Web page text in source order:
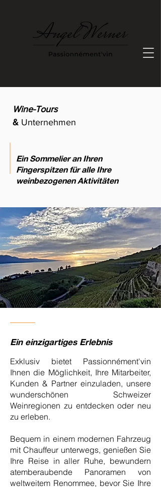
Wine-Tours
& Unternehmen
Ein Sommelier an Ihren
Fingerspitzen für alle Ihre
weinbezogenen Aktivitäten
Ein einzigartiges Erlebnis
Exklusiv bietet Passionnément'vin
Ihnen die Möglichkeit, Ihre Mitarbeiter,
Kunden & Partner einzuladen, unsere
wunderschönen Schweizer
Weinregionen zu entdecken oder neu
zu erleben.
Bequem in einem modernen Fahrzeug
mit Chauffeur unterwegs, genießen Sie
Ihre Reise in aller Ruhe, bewundern
atemberaubende Panoramen von
weltweitem Renommee, bevor Sie Ihre